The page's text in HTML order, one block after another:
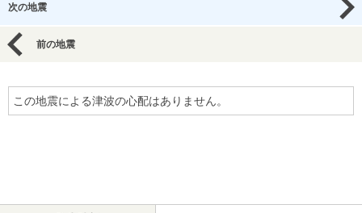
次の地震
前の地震
この地震による津波の心配はありません。